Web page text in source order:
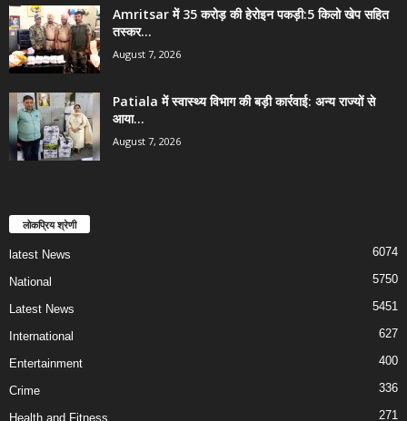
Amritsar में 35 करोड़ की हेरोइन पकड़ी:5 किलो खेप सहित
तस्कर...
August 7, 2026
Patiala में स्वास्थ्य विभाग की बड़ी कार्रवाई: अन्य राज्यों से
आया...
August 7, 2026
लोकप्रिय श्रेणी
latest News 6074
National 5750
Latest News 5451
International 627
Entertainment 400
Crime 336
Health and Fitness 271